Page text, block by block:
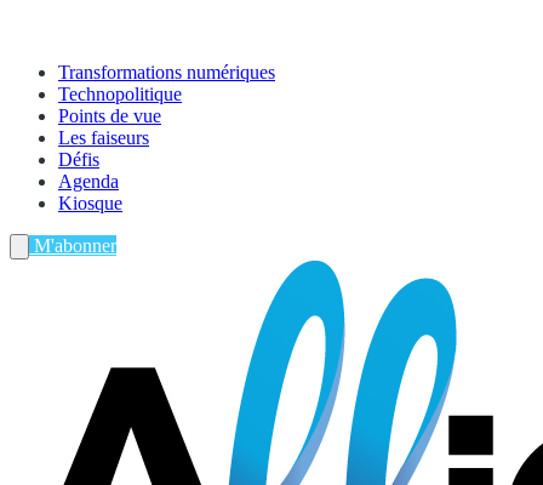
Transformations numériques
Technopolitique
Points de vue
Les faiseurs
Défis
Agenda
Kiosque
M'abonner